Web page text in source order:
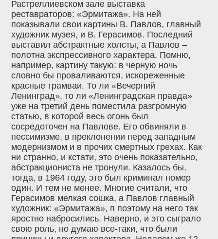
Растреллиевском зале выставка
реставраторов: «Эрмитажа». На ней
показывали свои картины В. Павлов, главный
художник музея, и В. Герасимов. Последний
выставил абстрактные холсты, а Павлов –
полотна экспрессивного характера. Помню,
например, картину такую: в черную ночь
словно бы проваливаются, искореженные
красные трамваи. То ли «Вечерний
Ленинград», то ли «Ленинградская правда»
уже на третий день поместила разгромную
статью, в которой весь огонь был
сосредоточен на Павлове. Его обвиняли в
пессимизме, в преклонении перед западным
модернизмом и в прочих смертных грехах. Как
ни странно, и кстати, это очень показательно,
абстракциониста не тронули. Казалось бы,
тогда, в 1964 году, это был криминал номер
один. И тем не менее. Многие считали, что
Герасимов мелкая сошка, а Павлов главный
художник: «Эрмитажа», п поэтому на него так
яростно набросились. Наверно, и это сыграло
свою роль, но думаю все-таки, что были